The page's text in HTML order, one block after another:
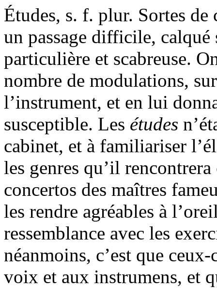
Études, s. f. plur. Sortes
un passage difficile,
particulière et scabreuse.
nombre de modulations,
l’instrument, et en lui
susceptible. Les études
cabinet, et à familiariser
les genres qu’il
concertos des maîtres
les rendre agréables à
ressemblance avec les
néanmoins, c’est que
voix et aux instrumens, et